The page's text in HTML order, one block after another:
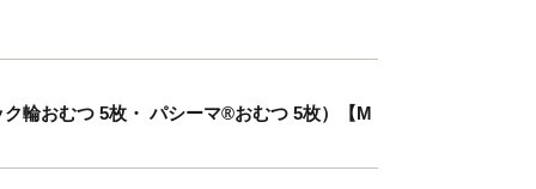
輪おむつ 5枚・ パシーマ®おむつ 5枚）【M